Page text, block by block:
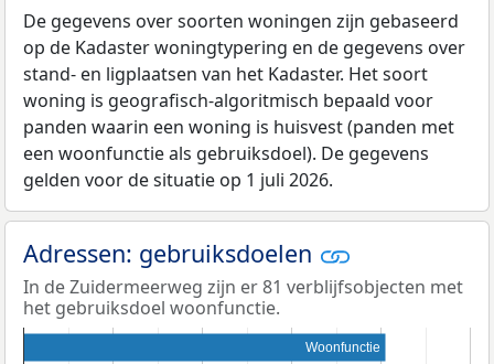
De gegevens over soorten woningen zijn gebaseerd
op de Kadaster woningtypering en de gegevens over
stand- en ligplaatsen van het Kadaster. Het soort
woning is geografisch-algoritmisch bepaald voor
panden waarin een woning is huisvest (panden met
een woonfunctie als gebruiksdoel). De gegevens
gelden voor de situatie op 1 juli 2026.
Adressen: gebruiksdoelen
In de Zuidermeerweg zijn er 81 verblijfsobjecten met
het gebruiksdoel woonfunctie.
Woonfunctie